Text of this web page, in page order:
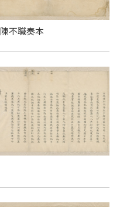
不職奏本